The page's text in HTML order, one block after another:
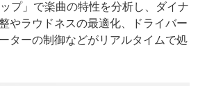
プ」で楽曲の特性を分析し、ダイナ
やラウドネスの最適化、ドライバー
ターの制御などがリアルタイムで処